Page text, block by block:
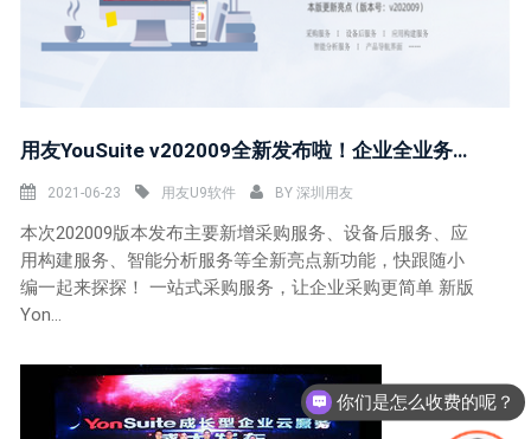
用友YouSuite v202009全新发布啦！企业全业务在线，人、财、物、客一体化经营
2021-06-23 用友U9软件 BY深圳用友
本次202009版本发布主要新增采购服务、设备后服务、应
用构建服务、智能分析服务等全新亮点新功能，快跟随小
编一起来探探！ 一站式采购服务，让企业采购更简单 新版
Yon...
你们是怎么收费的呢？
现在有优惠活动么？